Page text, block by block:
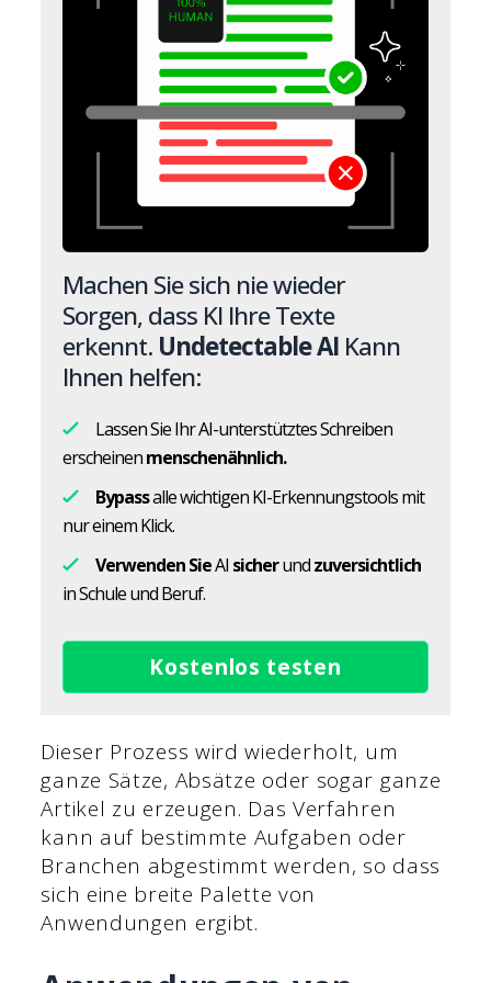
Machen Sie sich nie wieder
Sorgen, dass KI Ihre Texte
erkennt. Undetectable AI Kann
Ihnen helfen:
Lassen Sie Ihr AI-unterstütztes Schreiben
erscheinenmenschenähnlich.
Bypassalle wichtigen KI-Erkennungstools mit
nur einem Klick.
Verwenden SieAI sicherundzuversichtlich
in Schule und Beruf.
Kostenlos testen
Dieser Prozess wird wiederholt, um
ganze Sätze, Absätze oder sogar ganze
Artikel zu erzeugen. Das Verfahren
kann auf bestimmte Aufgaben oder
Branchen abgestimmt werden, so dass
sich eine breite Palette von
Anwendungen ergibt.